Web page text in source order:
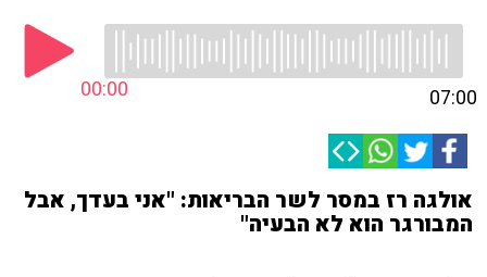
00:00 07:00
אולגה רז במסר לשר הבריאות: "אני בעדך, אבל
המבורגר הוא לא הבעיה"